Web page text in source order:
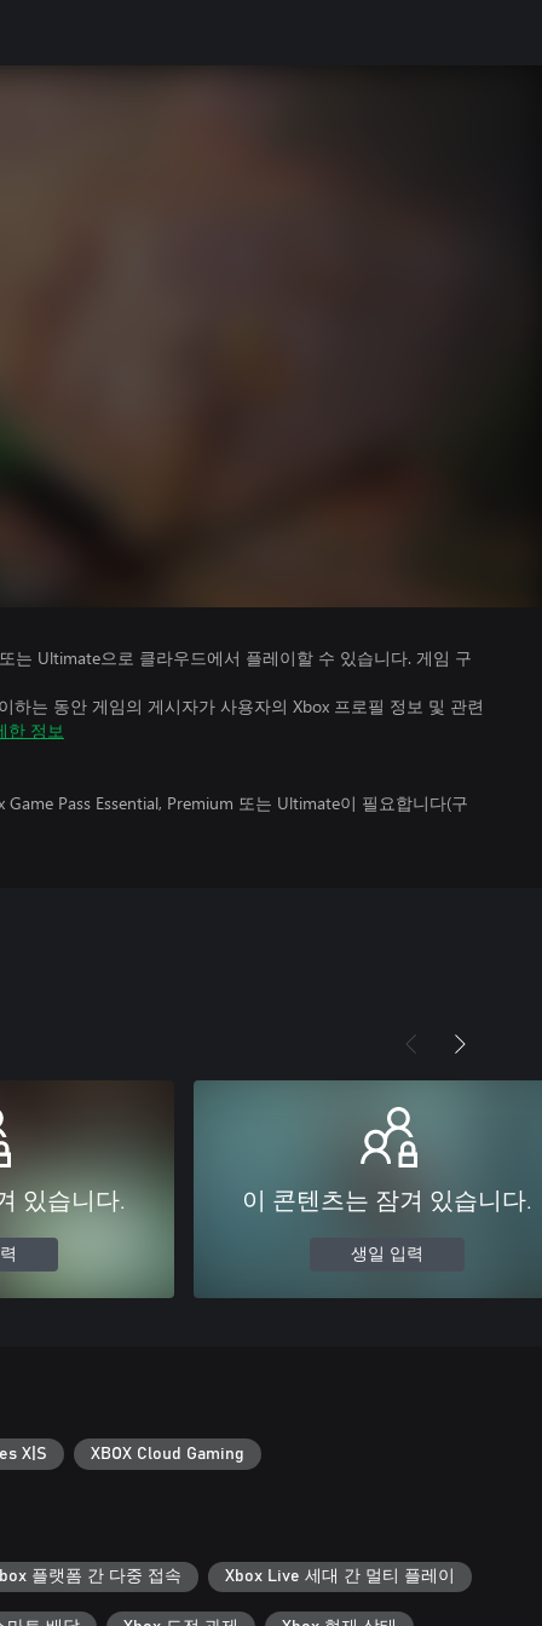
는 Ultimate으로 클라우드에서 플레이할 수 있습니다. 게임 구
하는 동안 게임의 게시자가 사용자의 Xbox 프로필 정보 및 관련
한 정보
Pass Essential, Premium 또는 Ultimate이 필요합니다(구
있습니다. 이 콘텐츠는 잠겨 있습니다.
생일 입력
X|S XBOX Cloud Gaming
플랫폼 간 다중 접속 Xbox Live 세대 간 멀티 플레이